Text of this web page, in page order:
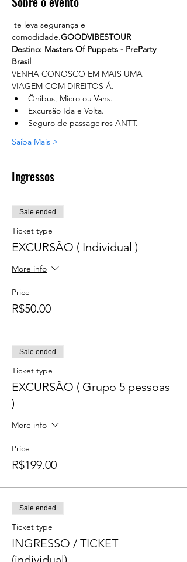
comodidade.GOODVIBESTOUR
Destino: Masters Of Puppets - PreParty
Brasil
VENHA CONOSCO EM MAIS UMA
VIAGEM COM DIREITOS Á.
Ônibus, Micro ou Vans.
Excursão Ida e Volta.
Seguro de passageiros ANTT.
Saiba Mais >
Ingressos
Sale ended
Ticket type
EXCURSÃO ( Individual )
More info
Price
R$50.00
Sale ended
Ticket type
EXCURSÃO ( Grupo 5 pessoas
)
More info
Price
R$199.00
Sale ended
Ticket type
INGRESSO / TICKET